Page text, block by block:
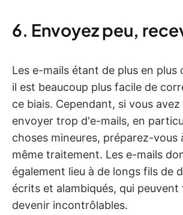
6. Envoyez peu,
Les e-mails étant de plus en plus
il est beaucoup plus facile de
ce biais. Cependant, si vous
envoyer trop d'e-mails, en
choses mineures, préparez-vous
même traitement. Les e-mails
également lieu à de longs fils de
écrits et alambiqués, qui peuvent
devenir incontrôlables.